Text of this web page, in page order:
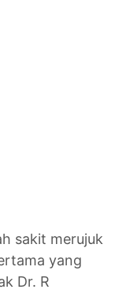
sakit merujuk
yang
Dr. R